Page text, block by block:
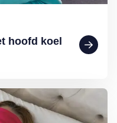
hoofd koel
mondtape